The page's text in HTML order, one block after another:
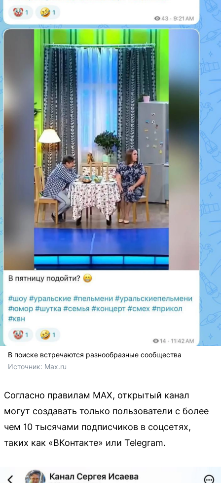
В поиске встречаются разнообразные сообщества
Источник: Max.ru
Согласно правилам MAX, открытый канал
могут создавать только пользователи с более
чем 10 тысячами подписчиков в соцсетях,
таких как «ВКонтакте» или Telegram.